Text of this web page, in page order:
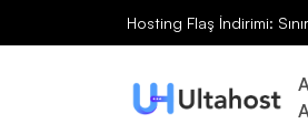
Hosting Flaş İndirimi: